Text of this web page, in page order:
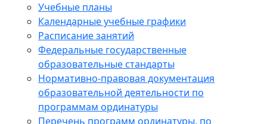
Учебные планы
Календарные учебные графики
Расписание занятий
Федеральные государственные
образовательные стандарты
Нормативно-правовая документация
образовательной деятельности по
программам ординатуры
Перечень программ ординатуры, по